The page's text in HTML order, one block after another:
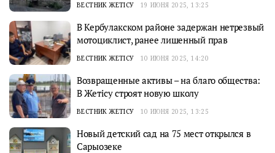
ВЕСТНИК ЖЕТІСУ 19 ИЮНЯ 2025, 13:25
В Кербулакском районе задержан нетрезвый
мотоциклист, ранее лишенный прав
ВЕСТНИК ЖЕТІСУ 10 ИЮНЯ 2025, 14:20
Возвращенные активы – на благо общества:
В Жетісу строят новую школу
ВЕСТНИК ЖЕТІСУ 10 ИЮНЯ 2025, 13:25
Новый детский сад на 75 мест открылся в
Сарыозеке